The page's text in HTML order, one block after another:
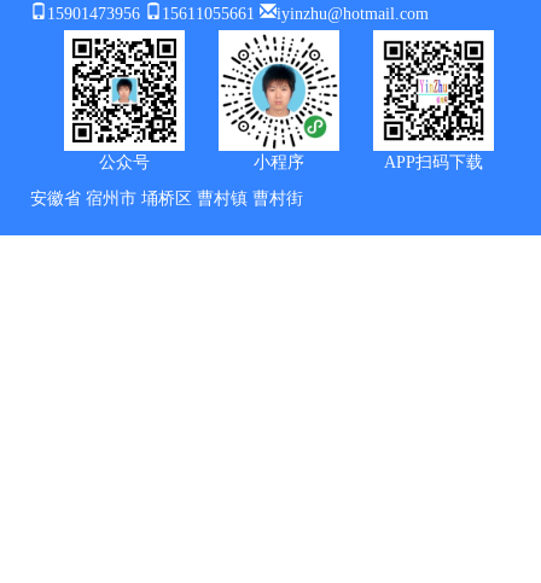
15901473956 15611055661 iyinzhu@hotmail.com
公众号 小程序
APP扫码下载
安徽省 宿州市 埇桥区 曹村镇 曹村街